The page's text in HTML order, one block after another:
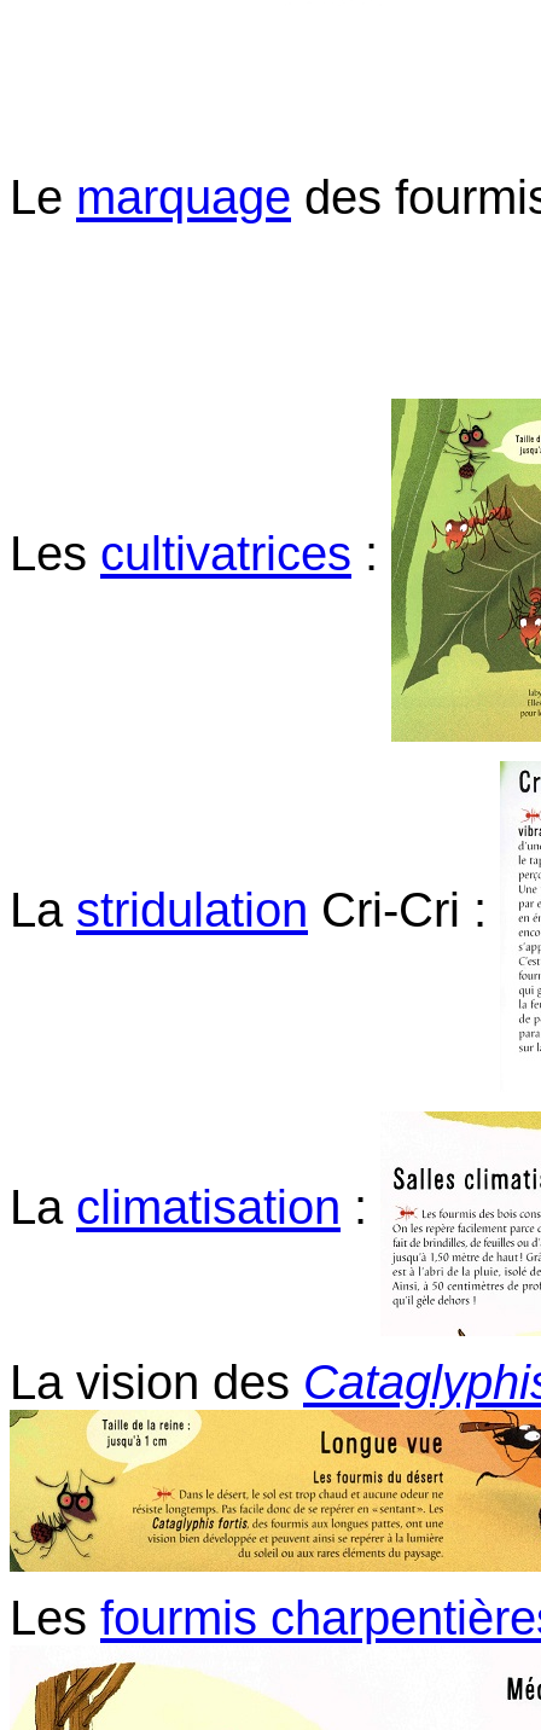
Le marquage des
Les cultivatrices :
La stridulation Cri-Cri :
La climatisation :
La vision des
Les fourmis